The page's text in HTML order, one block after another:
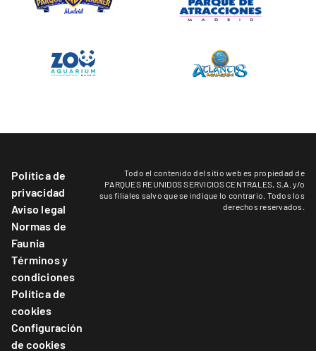
Política de
privacidad
Aviso legal
Normas de
Faunia
Términos y
condiciones
Política de
cookies
Configuración
de cookies
Todo el contenido del sitio web es propiedad de
PARQUES REUNIDOS SERVICIOS CENTRALES, S.A. y/o
sus filiales salvo que se indique lo contrario. Todos los
derechos reservados.